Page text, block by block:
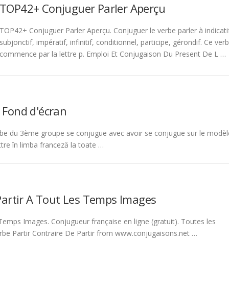
TOP42+ Conjuguer Parler Aperçu
TOP42+ Conjuguer Parler Aperçu. Conjuguer le verbe parler à
subjonctif, impératif, infinitif, conditionnel, participe, gérondif. Ce
commence par la lettre p. Emploi Et Conjugaison Du Present De L …
d'écran
du 3ème groupe se conjugue avec avoir se conjugue sur le
în limba franceză la toate …
A Tout Les Temps Images
Images. Conjugueur française en ligne (gratuit). Toutes les
Partir Contraire De Partir from www.conjugaisons.net …